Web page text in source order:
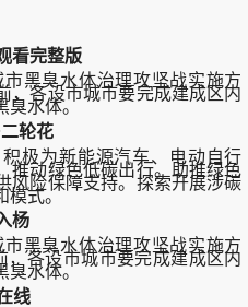
看完整版
黑臭水体治理攻坚战实施方
，各设市城市要完成建成区内
臭水体。
轮花
积极为新能源汽车、电动自行
推动绿色低碳出行。助推绿色
风险保障支持。探索开展涉碳
模式。
杨
黑臭水体治理攻坚战实施方
，各设市城市要完成建成区内
臭水体。
线